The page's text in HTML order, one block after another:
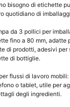
bisogno di etichette
quotidiano di
da 3 pollici per
fino a 80 mm, adatte
di prodotti, adesivi
di bottiglie.
flussi di lavoro
o tablet, utile per
degli ingredienti.